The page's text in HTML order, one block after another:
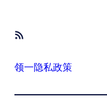
RSS Feed
领一隐私政策